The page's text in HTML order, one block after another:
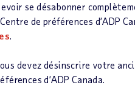
se désabonner
de préférences d’ADP
.
devez désinscrire votre
d’ADP Canada.